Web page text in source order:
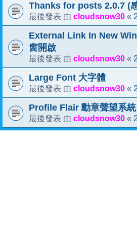
Thanks for posts 2.0.7 (
最後發表 由 cloudsnow30 «
External Link In New
窗開啟
最後發表 由 cloudsnow30 «
Large Font 大字體
最後發表 由 cloudsnow30 «
Profile Flair 勳章聲望系統
最後發表 由 cloudsnow30 «